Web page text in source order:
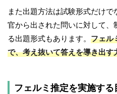
また出題方法は試験形式だけ
官から出された問いに対して
る出題形式もあります。 フェル
で、考え抜いて答えを導き出す
フェルミ推定を実施す